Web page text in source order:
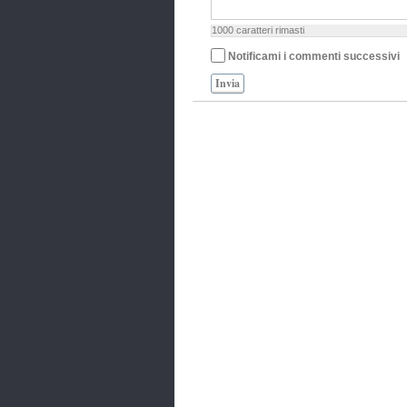
1000 caratteri rimasti
Notificami i commenti successivi
Invia